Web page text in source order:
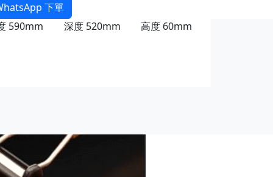
下單
590mm 深度 520mm 高度 60mm